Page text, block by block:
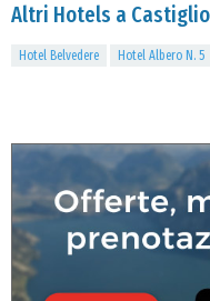
Altri Hotels a
Hotel Belvedere Hotel Albero N. 5